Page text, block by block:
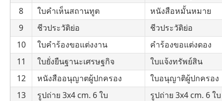
8
ใบคำเห็นสถานทูต
หนังสือหมั้นหมาย
9
ชีวประวัติย่อ
ชีวประวัติย่อ
10
ใบคำร้องขอแต่งงาน
คำร้องขอแต่งดอง
11
ใบยั่งยืนฐานะเศรษฐกิจ
ใบแจ้งทรัพย์สิน
12
หนังสืออนุญาตผู้ปกครอง
ใบอนุญาติผู้ปกครอง
13
รูปถ่าย 3x4 cm. 6 ใบ รูปถ่าย 3x4 cm. 6 ใบ